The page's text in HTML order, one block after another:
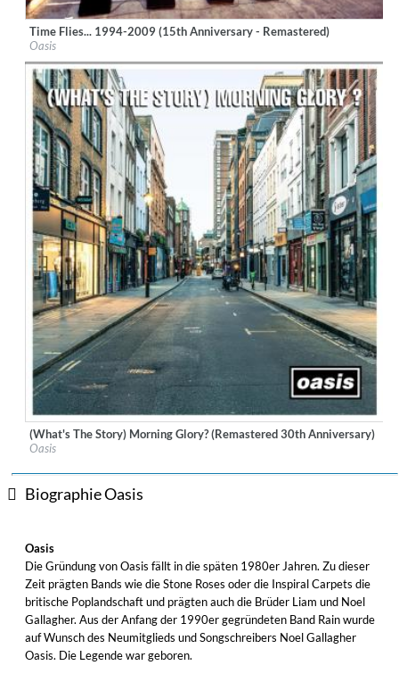
Label: Big Brother
Genre:
Time Flies... 1994-2009 (15th Anniversary - Remastered)
Oasis
Label:Sony Music UK
Genre:
(What's The Story) Morning Glory? (Remastered 30th Anniversary)
Oasis
Biographie Oasis
Oasis
Die Gründung von Oasis fällt in die späten 1980er Jahren. Zu dieser
Zeit prägten Bands wie die Stone Roses oder die Inspiral Carpets die
britische Poplandschaft und prägten auch die Brüder Liam und Noel
Gallagher. Aus der Anfang der 1990er gegründeten Band Rain wurde
auf Wunsch des Neumitglieds und Songschreibers Noel Gallagher
Oasis. Die Legende war geboren.